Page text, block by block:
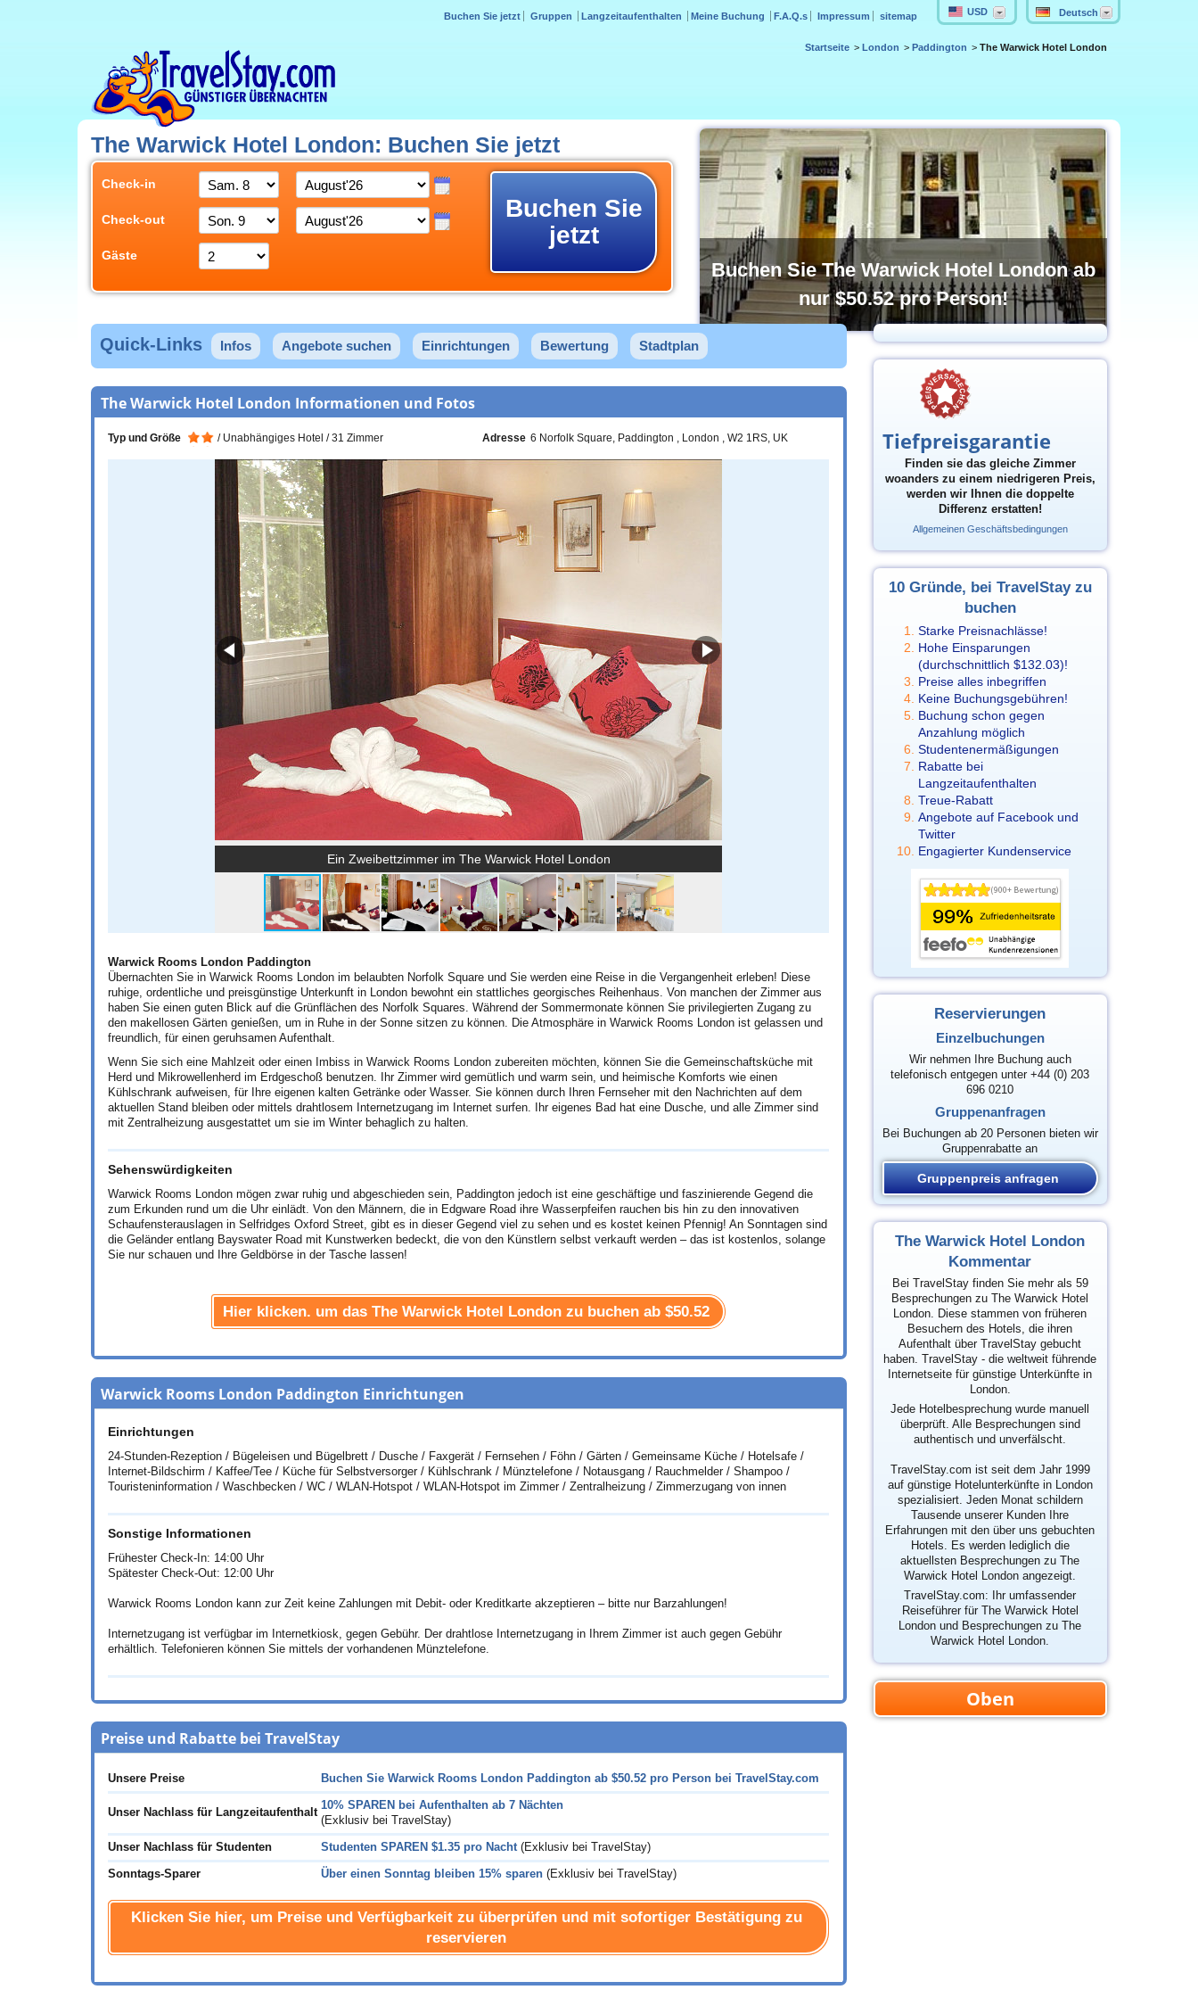
Deutsch
USD
Buchen Sie jetzt Gruppen Langzeitaufenthalten Meine Buchung F.A.Q.s Impressum sitemap
Startseite London Paddington The Warwick Hotel London
The Warwick Hotel London: Buchen Sie jetzt
Check-in
Check-out
Gäste
Buchen Sie
jetzt
Buchen Sie The Warwick Hotel London ab
nur$50.52pro Person!
Quick-Links Infos Angebote suchen Einrichtungen Bewertung Stadtplan
The Warwick Hotel London Informationen und Fotos
Typ und Größe Unabhängiges Hotel 31 Zimmer Adresse 6 Norfolk Square Paddington London W2 1RS UK
Ein Zweibettzimmer im The Warwick Hotel London
Warwick Rooms London Paddington
Übernachten Sie in Warwick Rooms London im belaubten Norfolk Square und Sie werden eine Reise in die Vergangenheit erleben! Diese
ruhige, ordentliche und preisgünstige Unterkunft in London bewohnt ein stattliches georgisches Reihenhaus. Von manchen der Zimmer aus
haben Sie einen guten Blick auf die Grünflächen des Norfolk Squares. Während der Sommermonate können Sie privilegierten Zugang zu
den makellosen Gärten genießen, um in Ruhe in der Sonne sitzen zu können. Die Atmosphäre in Warwick Rooms London ist gelassen und
freundlich, für einen geruhsamen Aufenthalt.
Wenn Sie sich eine Mahlzeit oder einen Imbiss in Warwick Rooms London zubereiten möchten, können Sie die Gemeinschaftsküche mit
Herd und Mikrowellenherd im Erdgeschoß benutzen. Ihr Zimmer wird gemütlich und warm sein, und heimische Komforts wie einen
Kühlschrank aufweisen, für Ihre eigenen kalten Getränke oder Wasser. Sie können durch Ihren Fernseher mit den Nachrichten auf dem
aktuellen Stand bleiben oder mittels drahtlosem Internetzugang im Internet surfen. Ihr eigenes Bad hat eine Dusche, und alle Zimmer sind
mit Zentralheizung ausgestattet um sie im Winter behaglich zu halten.
Sehenswürdigkeiten
Warwick Rooms London mögen zwar ruhig und abgeschieden sein, Paddington jedoch ist eine geschäftige und faszinierende Gegend die
zum Erkunden rund um die Uhr einlädt. Von den Männern, die in Edgware Road ihre Wasserpfeifen rauchen bis hin zu den innovativen
Schaufensterauslagen in Selfridges Oxford Street, gibt es in dieser Gegend viel zu sehen und es kostet keinen Pfennig! An Sonntagen sind
die Geländer entlang Bayswater Road mit Kunstwerken bedeckt, die von den Künstlern selbst verkauft werden – das ist kostenlos, solange
Sie nur schauen und Ihre Geldbörse in der Tasche lassen!
Hier klicken. um das The Warwick Hotel London zu buchen ab $50.52
Warwick Rooms London Paddington Einrichtungen
Einrichtungen
24-Stunden-Rezeption / Bügeleisen und Bügelbrett / Dusche / Faxgerät / Fernsehen / Föhn / Gärten / Gemeinsame Küche / Hotelsafe /
Internet-Bildschirm / Kaffee/Tee / Küche für Selbstversorger / Kühlschrank / Münztelefone / Notausgang / Rauchmelder / Shampoo /
Touristeninformation / Waschbecken / WC / WLAN-Hotspot / WLAN-Hotspot im Zimmer / Zentralheizung / Zimmerzugang von innen
Sonstige Informationen
Frühester Check-In: 14:00 Uhr
Spätester Check-Out: 12:00 Uhr
Warwick Rooms London kann zur Zeit keine Zahlungen mit Debit- oder Kreditkarte akzeptieren – bitte nur Barzahlungen!
Internetzugang ist verfügbar im Internetkiosk, gegen Gebühr. Der drahtlose Internetzugang in Ihrem Zimmer ist auch gegen Gebühr
erhältlich. Telefonieren können Sie mittels der vorhandenen Münztelefone.
Preise und Rabatte bei TravelStay
Unsere Preise Buchen Sie Warwick Rooms London Paddington ab $50.52 pro Person bei TravelStay.com
Unser Nachlass für Langzeitaufenthalt
10% SPAREN bei Aufenthalten ab 7 Nächten
(Exklusiv bei TravelStay)
Unser Nachlass für Studenten Studenten SPAREN $1.35 pro Nacht(Exklusiv bei TravelStay)
Sonntags-Sparer Über einen Sonntag bleiben 15% sparen (Exklusiv bei TravelStay)
Klicken Sie hier, um Preise und Verfügbarkeit zu überprüfen und mit sofortiger Bestätigung zu
reservieren
Tiefpreisgarantie
Finden sie das gleiche Zimmer
woanders zu einem niedrigeren Preis,
werden wir Ihnen die doppelte
Differenz erstatten!
Allgemeinen Geschäftsbedingungen
10 Gründe, bei TravelStay zu
buchen
Starke Preisnachlässe!
Hohe Einsparungen
(durchschnittlich $132.03)!
Preise alles inbegriffen
Keine Buchungsgebühren!
Buchung schon gegen
Anzahlung möglich
Studentenermäßigungen
Rabatte bei
Langzeitaufenthalten
Treue-Rabatt
Angebote auf Facebook und
Twitter
Engagierter Kundenservice
Reservierungen
Einzelbuchungen
Wir nehmen Ihre Buchung auch
telefonisch entgegen unter +44 (0) 203
696 0210
Gruppenanfragen
Bei Buchungen ab 20 Personen bieten wir
Gruppenrabatte an
Gruppenpreis anfragen
The Warwick Hotel London
Kommentar
Bei TravelStay finden Sie mehr als 59
Besprechungen zu The Warwick Hotel
London. Diese stammen von früheren
Besuchern des Hotels, die ihren
Aufenthalt über TravelStay gebucht
haben. TravelStay - die weltweit führende
Internetseite für günstige Unterkünfte in
London.
Jede Hotelbesprechung wurde manuell
überprüft. Alle Besprechungen sind
authentisch und unverfälscht.
TravelStay.com ist seit dem Jahr 1999
auf günstige Hotelunterkünfte in London
spezialisiert. Jeden Monat schildern
Tausende unserer Kunden Ihre
Erfahrungen mit den über uns gebuchten
Hotels. Es werden lediglich die
aktuellsten Besprechungen zu The
Warwick Hotel London angezeigt.
TravelStay.com: Ihr umfassender
Reiseführer für The Warwick Hotel
London und Besprechungen zu The
Warwick Hotel London.
Oben